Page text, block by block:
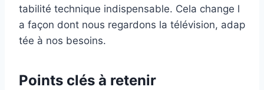
tabilité technique indispensable. Cela change l
a façon dont nous regardons la télévision, adap
tée à nos besoins.
Points clés à retenir